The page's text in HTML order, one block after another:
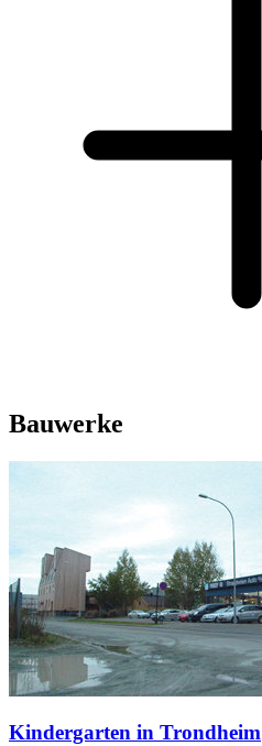
Bauwerke
Kindergarten in Trondheim